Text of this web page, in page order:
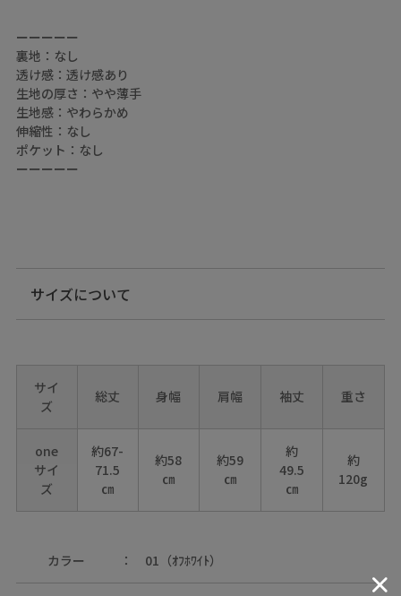
ーーーーー
裏地：なし
透け感：透け感あり
生地の厚さ：やや薄手
生地感：やわらかめ
伸縮性：なし
ポケット：なし
ーーーーー
サイズについて
サイ
ズ
総丈 身幅 肩幅 袖丈 重さ
one
サイ
ズ
約67-
71.5
㎝
約58
㎝
約59
㎝
約
49.5
㎝
約
120g
カラー 01（ｵﾌﾎﾜｲﾄ）